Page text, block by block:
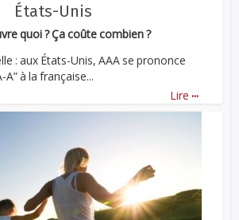
États-Unis
quoi ? Ça coûte combien ?
: aux États-Unis, AAA se prononce
A” à la française...
Lire ...